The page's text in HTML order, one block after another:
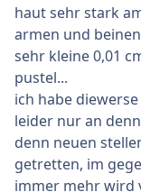
haut sehr stark
armen und
sehr kleine 0,01
pustel...
ich habe
leider nur an
denn neuen
getretten, im
immer mehr wird